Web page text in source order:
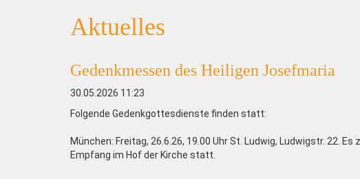
Aktuelles
Gedenkmessen des Heiligen Josefmaria
30.05.2026 11:23
Folgende Gedenkgottesdienste finden statt:
München: Freitag, 26.6.26, 19.00 Uhr St. Ludwig, Ludwigstr. 22.
Empfang im Hof der Kirche statt.